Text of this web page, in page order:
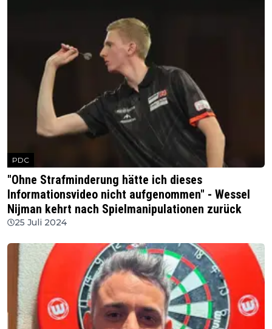
PDC
"Ohne Strafminderung hätte ich dieses
Informationsvideo nicht aufgenommen" - Wessel
Nijman kehrt nach Spielmanipulationen zurück
25 Juli 2024